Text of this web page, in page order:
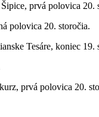
prvá polovica 20.
polovica 20. storočia.
Tesáre, koniec 19.
prvá polovica 20.